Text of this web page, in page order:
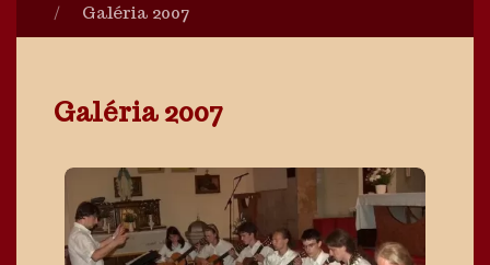
Galéria 2007
Galéria 2007